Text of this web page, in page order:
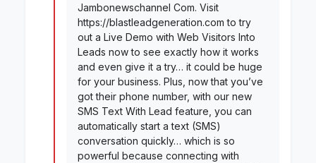
Jambonewschannel Com. Visit
https://blastleadgeneration.com to try
out a Live Demo with Web Visitors Into
Leads now to see exactly how it works
and even give it a try… it could be huge
for your business. Plus, now that you’ve
got their phone number, with our new
SMS Text With Lead feature, you can
automatically start a text (SMS)
conversation quickly… which is so
powerful because connecting with